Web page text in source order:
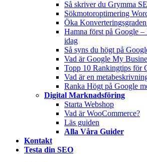
Så skriver du Grymma
Sökmotoroptimering
Öka
Hamna först på Google
idag
Så syns du högt på
Vad är Google My
Topp 10 Rankingtips för
Vad är en
Ranka Högt på Google
Digital Marknadsföring
Starta Webshop
Vad är WooCommerce?
Läs guiden
Alla Våra Guider
Kontakt
Testa din SEO